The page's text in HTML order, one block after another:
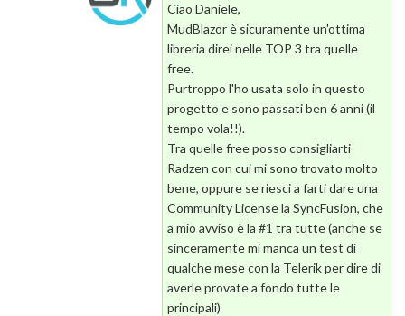
Ciao Daniele,
MudBlazor è sicuramente un'ottima
libreria direi nelle TOP 3 tra quelle
free.
Purtroppo l'ho usata solo in questo
progetto e sono passati ben 6 anni (il
tempo vola!!).
Tra quelle free posso consigliarti
Radzen con cui mi sono trovato molto
bene, oppure se riesci a farti dare una
Community License la SyncFusion, che
a mio avviso è la #1 tra tutte (anche se
sinceramente mi manca un test di
qualche mese con la Telerik per dire di
averle provate a fondo tutte le
principali)